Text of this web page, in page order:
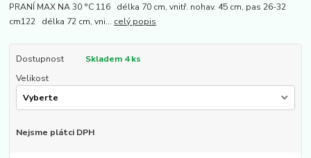
PRANÍ MAX NA 30 °C 116 délka 70 cm, vnitř. nohav. 45 cm, pas 26-32
cm122 délka 72 cm, vni... celý popis
Dostupnost
Skladem 4 ks
Velikost
Nejsme plátci DPH